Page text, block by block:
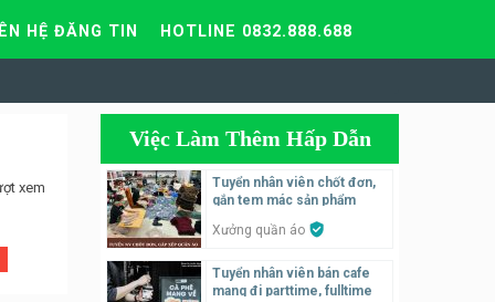
HỆ ĐĂNG TIN HOTLINE 0832.888.688
xem
Việc Làm Thêm Hấp Dẫn
Tuyển nhân viên chốt đơn,
gắn tem mác sản phẩm
Xưởng quần áo
Tuyển nhân viên bán cafe
mang đi parttime, fulltime